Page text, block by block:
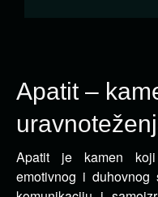
Apatit –
Apatit je kamen
emotivnog i